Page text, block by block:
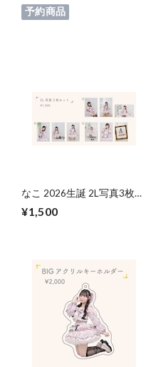
予約商品
なこ 2026生誕 2L写真3枚セ
¥1,500